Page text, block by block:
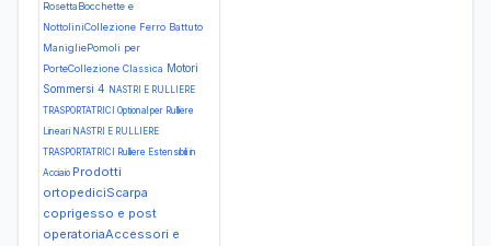
RosettaBocchette e
NottoliniCollezione Ferro Battuto
ManigliePomoli per
PorteCollezione Classica Motori
Sommersi 4 NASTRI E RULLIERE
TRASPORTATRICI Optional per Rulliere
Lineari NASTRI E RULLIERE
TRASPORTATRICI Rulliere Estensibili in
Acciaio Prodotti
ortopediciScarpa
coprigesso e post
operatoriaAccessori e